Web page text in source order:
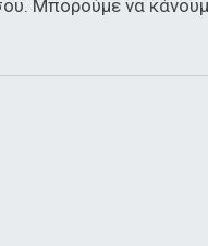
Μπορούμε να